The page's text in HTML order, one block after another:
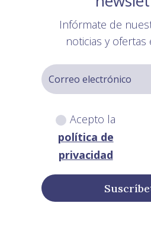
Infórmate de
noticias y ofertas
Acepto la
política de
privacidad